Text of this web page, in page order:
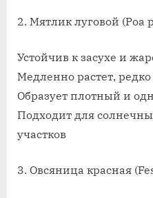
2. Мятлик луговой (Poa
Устойчив к засухе и
Медленно растет,
Образует плотный и
Подходит для
участков
3. Овсяница красная